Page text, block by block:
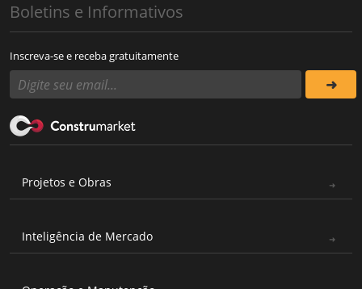
Boletins e Informativos
Inscreva-se e receba gratuitamente
Projetos e Obras
Inteligência de Mercado